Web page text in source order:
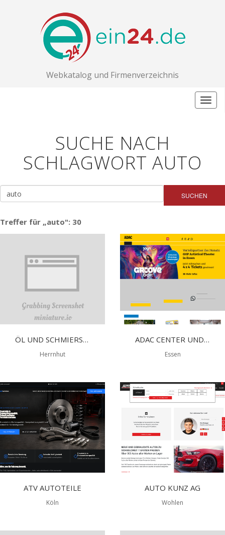
Webkatalog und Firmenverzeichnis
SUCHE NACH
SCHLAGWORT AUTO
SUCHEN
Treffer für „auto": 30
ÖL UND SCHMIERSTOFFHANDEL ENGEL
Herrnhut
ADAC CENTER UND REISEBÜRO
Essen
ATV AUTOTEILE
Köln
AUTO KUNZ AG
Wohlen